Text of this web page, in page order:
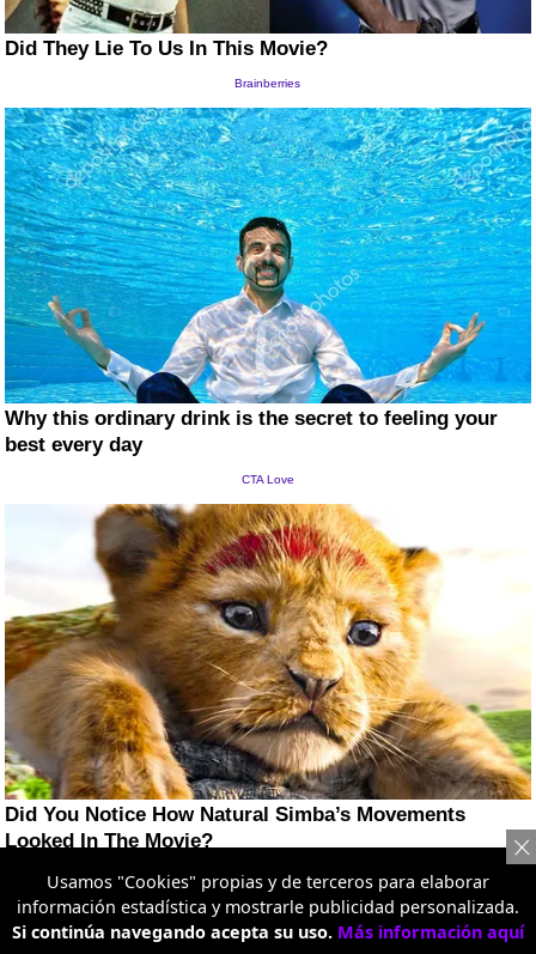
Usamos "Cookies" propias y de terceros para elaborar
información estadística y mostrarle publicidad personalizada.
Si continúa navegando acepta su uso. Más información aquí